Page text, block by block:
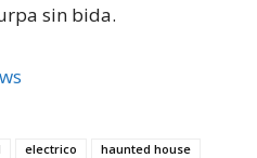
sin bida.
electrico
haunted house